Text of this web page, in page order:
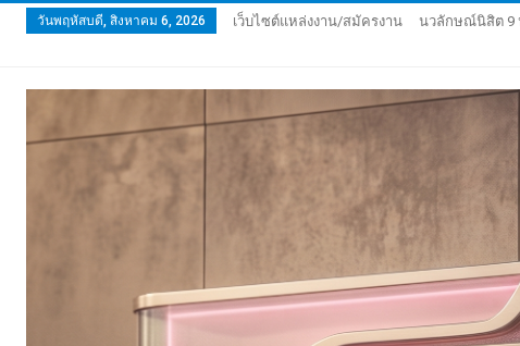
วันพฤหัสบดี, สิงหาคม 6, 2026 เว็บไซต์แหล่งงาน/สมัครงาน นวลักษณ์นิสิต 9